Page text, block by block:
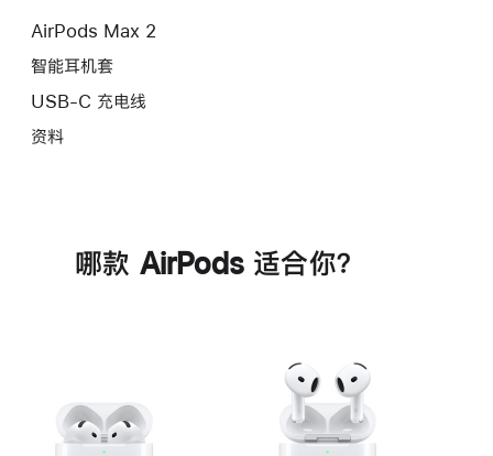
AirPods Max 2
智能耳机套
USB-C 充电线
资料
哪款 AirPods 适合你？